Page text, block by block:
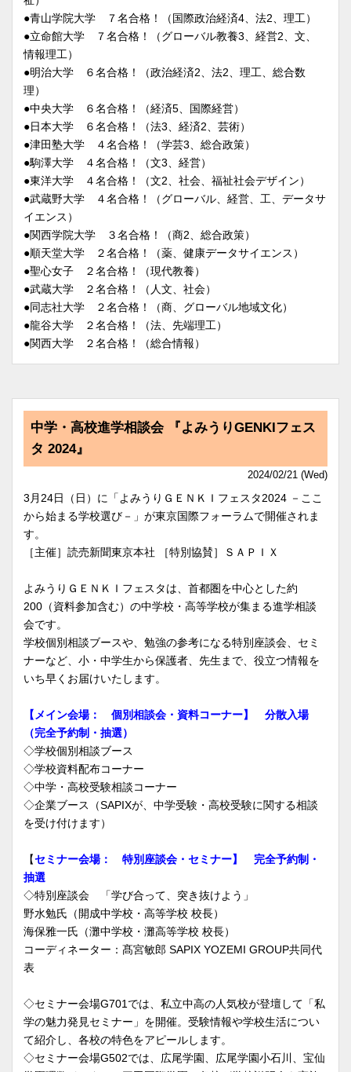
●青山学院大学 ７名合格！（国際政治経済4、法2、理工）
●立命館大学 ７名合格！（グローバル教養3、経営2、文、
情報理工）
●明治大学 ６名合格！（政治経済2、法2、理工、総合数
理）
●中央大学 ６名合格！（経済5、国際経営）
●日本大学 ６名合格！（法3、経済2、芸術）
●津田塾大学 ４名合格！（学芸3、総合政策）
●駒澤大学 ４名合格！（文3、経営）
●東洋大学 ４名合格！（文2、社会、福祉社会デザイン）
●武蔵野大学 ４名合格！（グローバル、経営、工、データサ
イエンス）
●関西学院大学 ３名合格！（商2、総合政策）
●順天堂大学 ２名合格！（薬、健康データサイエンス）
●聖心女子 ２名合格！（現代教養）
●武蔵大学 ２名合格！（人文、社会）
●同志社大学 ２名合格！（商、グローバル地域文化）
●龍谷大学 ２名合格！（法、先端理工）
●関西大学 ２名合格！（総合情報）
中学・高校進学相談会 『よみうりGENKIフェス
タ 2024』
2024/02/21 (Wed)
3月24日（日）に「よみうりＧＥＮＫＩフェスタ2024 －ここ
から始まる学校選び－」が東京国際フォーラムで開催されま
す。
［主催］読売新聞東京本社 ［特別協賛］ＳＡＰＩＸ
よみうりＧＥＮＫＩフェスタは、首都圏を中心とした約
200（資料参加含む）の中学校・高等学校が集まる進学相談
会です。
学校個別相談ブースや、勉強の参考になる特別座談会、セミ
ナーなど、小・中学生から保護者、先生まで、役立つ情報を
いち早くお届けいたします。
【メイン会場： 個別相談会・資料コーナー】 分散入場
（完全予約制・抽選）
◇学校個別相談ブース
◇学校資料配布コーナー
◇中学・高校受験相談コーナー
◇企業ブース（SAPIXが、中学受験・高校受験に関する相談
を受け付けます）
【セミナー会場： 特別座談会・セミナー】 完全予約制・
抽選
◇特別座談会 「学び合って、突き抜けよう」
野水勉氏（開成中学校・高等学校 校長）
海保雅一氏（灘中学校・灘高等学校 校長）
コーディネーター：髙宮敏郎 SAPIX YOZEMI GROUP共同代
表
◇セミナー会場G701では、私立中高の人気校が登壇して「私
学の魅力発見セミナー」を開催。受験情報や学校生活につい
て紹介し、各校の特色をアピールします。
◇セミナー会場G502では、広尾学園、広尾学園小石川、宝仙